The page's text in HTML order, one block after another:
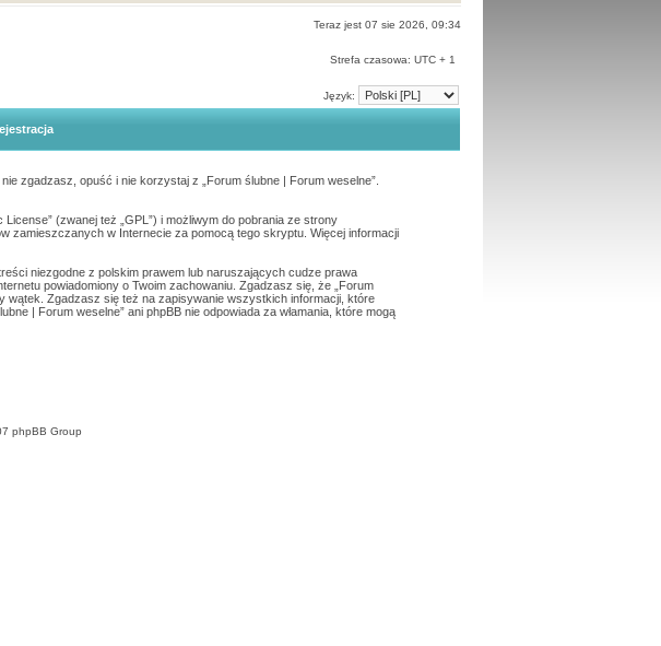
Teraz jest 07 sie 2026, 09:34
Strefa czasowa: UTC + 1
Język:
zgadzasz, opuść i nie korzystaj z „Forum ślubne | Forum weselne”.
License” (zwanej też „GPL”) i możliwym do pobrania ze strony
zamieszczanych w Internecie za pomocą tego skryptu. Więcej informacji
niezgodne z polskim prawem lub naruszających cudze prawa
powiadomiony o Twoim zachowaniu. Zgadzasz się, że „Forum
wątek. Zgadzasz się też na zapisywanie wszystkich informacji, które
| Forum weselne” ani phpBB nie odpowiada za włamania, które mogą
phpBB Group